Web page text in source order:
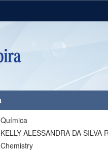
Química
KELLY ALESSANDRA DA SILVA
Chemistry